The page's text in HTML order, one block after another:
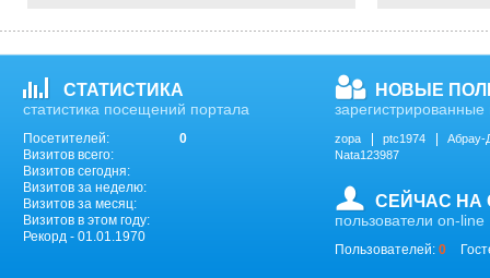
СТАТИСТИКА
статистика посещений портала
Посетителей:
0
Визитов всего:
Визитов сегодня:
Визитов за неделю:
Визитов за месяц:
Визитов в этом году:
Рекорд - 01.01.1970
НОВЫЕ
зарегистрированные
zopa ptc1974
Абрау-
Nata123987
СЕЙЧАС НА
пользователи on-line
Пользователей: 0